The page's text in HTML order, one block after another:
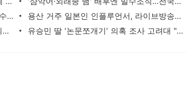
2천억대 '깡통보증서' 발행하고 30억원 수수료 챙긴 유령보험사 | 연합뉴스
용산 거주 일본인 인플루언서, 라이브방송 도중 사망 | 연합뉴스
현직 경찰관 '음주 뺑소니' 수사정보 피의자 지인에 유출 의혹(종합) | 연합뉴스
유승민 딸 '논문쪼개기' 의혹 조사 고려대 "연구부정행위 아냐" | 연합뉴스